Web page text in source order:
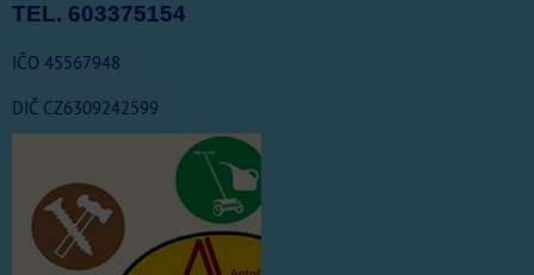
TEL. 603375154
IČO 45567948
DIČ CZ6309242599